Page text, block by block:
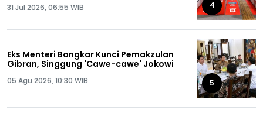
31 Jul 2026, 06:55 WIB 4
Eks Menteri Bongkar Kunci Pemakzulan
Gibran, Singgung 'Cawe-cawe' Jokowi
05 Agu 2026, 10:30 WIB 5